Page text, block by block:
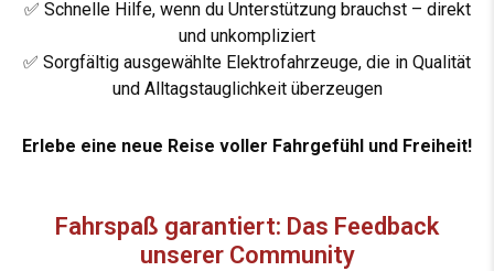
✅ Schnelle Hilfe, wenn du Unterstützung brauchst – direkt
und unkompliziert
✅ Sorgfältig ausgewählte Elektrofahrzeuge, die in Qualität
und Alltagstauglichkeit überzeugen
Erlebe eine neue Reise voller Fahrgefühl und Freiheit!
Fahrspaß garantiert: Das Feedback
unserer Community